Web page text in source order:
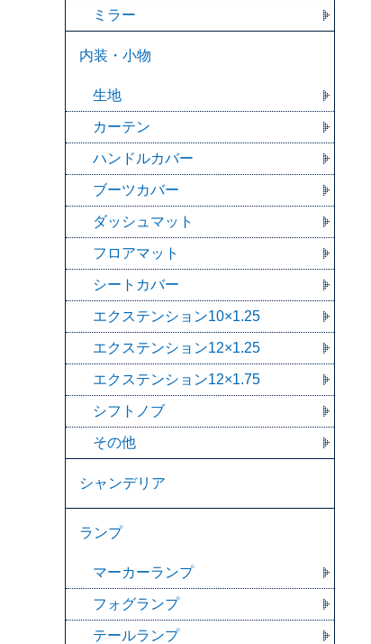
ミラー
内装・小物
生地
カーテン
ハンドルカバー
ブーツカバー
ダッシュマット
フロアマット
シートカバー
エクステンション10×1.25
エクステンション12×1.25
エクステンション12×1.75
シフトノブ
その他
シャンデリア
ランプ
マーカーランプ
フォグランプ
テールランプ